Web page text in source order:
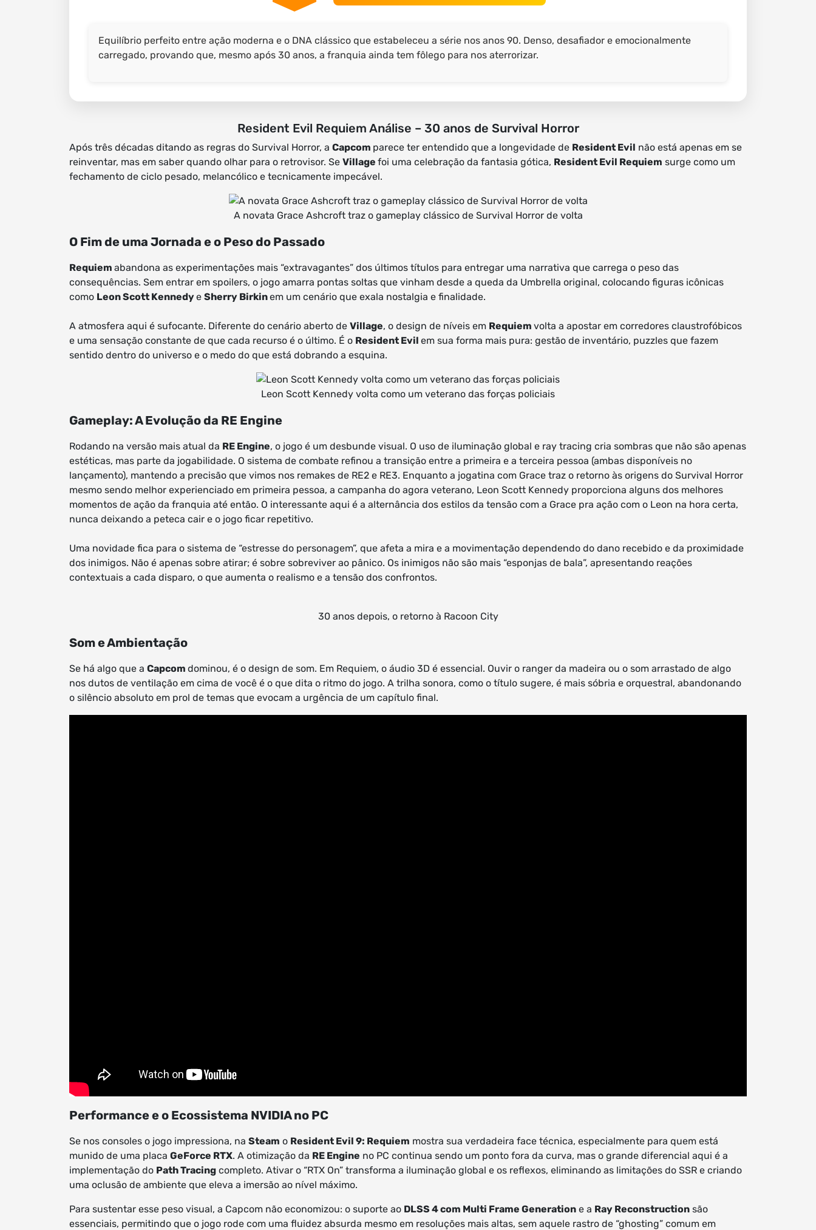
Equilíbrio perfeito entre ação moderna e o DNA clássico que estabeleceu a série nos anos 90. Denso, desafiador e emocionalmente
carregado, provando que, mesmo após 30 anos, a franquia ainda tem fôlego para nos aterrorizar.
Resident Evil Requiem Análise – 30 anos de Survival Horror
Após três décadas ditando as regras do Survival Horror, a Capcom parece ter entendido que a longevidade de Resident Evil não está apenas em se
reinventar, mas em saber quando olhar para o retrovisor. Se Village foi uma celebração da fantasia gótica, Resident Evil Requiem surge como um
fechamento de ciclo pesado, melancólico e tecnicamente impecável.
A novata Grace Ashcroft traz o gameplay clássico de Survival Horror de volta
O Fim de uma Jornada e o Peso do Passado
Requiem abandona as experimentações mais “extravagantes” dos últimos títulos para entregar uma narrativa que carrega o peso das
consequências. Sem entrar em spoilers, o jogo amarra pontas soltas que vinham desde a queda da Umbrella original, colocando figuras icônicas
como Leon Scott Kennedye Sherry Birkinem um cenário que exala nostalgia e finalidade.
A atmosfera aqui é sufocante. Diferente do cenário aberto de Village, o design de níveis em Requiem volta a apostar em corredores claustrofóbicos
e uma sensação constante de que cada recurso é o último. É o Resident Evil em sua forma mais pura: gestão de inventário, puzzles que fazem
sentido dentro do universo e o medo do que está dobrando a esquina.
Leon Scott Kennedy volta como um veterano das forças policiais
Gameplay: A Evolução da RE Engine
Rodando na versão mais atual da RE Engine, o jogo é um desbunde visual. O uso de iluminação global e ray tracing cria sombras que não são apenas
estéticas, mas parte da jogabilidade. O sistema de combate refinou a transição entre a primeira e a terceira pessoa (ambas disponíveis no
lançamento), mantendo a precisão que vimos nos remakes de RE2 e RE3. Enquanto a jogatina com Grace traz o retorno às origens do Survival Horror
mesmo sendo melhor experienciado em primeira pessoa, a campanha do agora veterano, Leon Scott Kennedy proporciona alguns dos melhores
momentos de ação da franquia até então. O interessante aqui é a alternância dos estilos da tensão com a Grace pra ação com o Leon na hora certa,
nunca deixando a peteca cair e o jogo ficar repetitivo.
Uma novidade fica para o sistema de “estresse do personagem”, que afeta a mira e a movimentação dependendo do dano recebido e da proximidade
dos inimigos. Não é apenas sobre atirar; é sobre sobreviver ao pânico. Os inimigos não são mais “esponjas de bala”, apresentando reações
contextuais a cada disparo, o que aumenta o realismo e a tensão dos confrontos.
30 anos depois, o retorno à Racoon City
Som e Ambientação
Se há algo que a Capcom dominou, é o design de som. Em Requiem, o áudio 3D é essencial. Ouvir o ranger da madeira ou o som arrastado de algo
nos dutos de ventilação em cima de você é o que dita o ritmo do jogo. A trilha sonora, como o título sugere, é mais sóbria e orquestral, abandonando
o silêncio absoluto em prol de temas que evocam a urgência de um capítulo final.
Performance e o Ecossistema NVIDIA no PC
Se nos consoles o jogo impressiona, na Steam o Resident Evil 9: Requiem mostra sua verdadeira face técnica, especialmente para quem está
munido de uma placa GeForce RTX. A otimização da RE Engine no PC continua sendo um ponto fora da curva, mas o grande diferencial aqui é a
implementação do Path Tracing completo. Ativar o “RTX On” transforma a iluminação global e os reflexos, eliminando as limitações do SSR e criando
uma oclusão de ambiente que eleva a imersão ao nível máximo.
Para sustentar esse peso visual, a Capcom não economizou: o suporte ao DLSS 4 com Multi Frame Generation e a Ray Reconstruction são
essenciais, permitindo que o jogo rode com uma fluidez absurda mesmo em resoluções mais altas, sem aquele rastro de “ghosting” comum em